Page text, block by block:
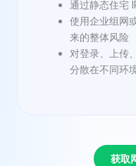
通过静态住宅
使用企业组网
来的整体风险
对登录、上传
分散在不同环
获取